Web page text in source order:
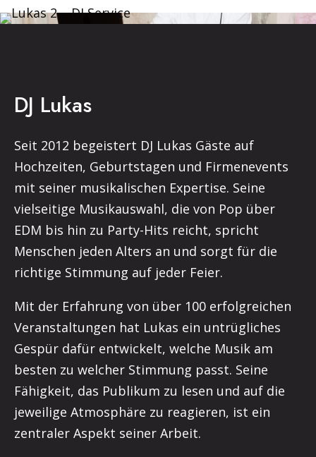
DJ Lukas
Seit 2012 begeistert DJ Lukas Gäste auf
Hochzeiten, Geburtstagen und Firmenevents
mit seiner musikalischen Expertise. Seine
vielseitige Musikauswahl, die von Pop über
EDM bis hin zu Party-Hits reicht, spricht
Menschen jeden Alters an und sorgt für die
richtige Stimmung auf jeder Feier.
Mit der Erfahrung von über 100 erfolgreichen
Veranstaltungen hat Lukas ein untrügliches
Gespür dafür entwickelt, welche Musik am
besten zu welcher Stimmung passt. Seine
Fähigkeit, das Publikum zu lesen und auf die
jeweilige Atmosphäre zu reagieren, ist ein
zentraler Aspekt seiner Arbeit.